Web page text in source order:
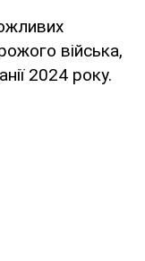
війська,
2024 року.